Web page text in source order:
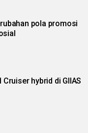
pola promosi
hybrid di GIIAS